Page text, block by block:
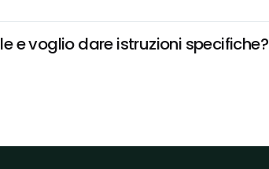
e voglio dare istruzioni specifiche?